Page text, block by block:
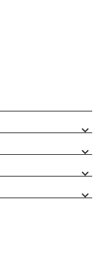
expand_more
expand_more
expand_more
expand_more